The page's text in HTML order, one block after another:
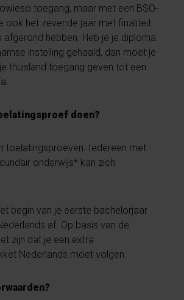
toegang, maar met een BSO-
ook het zevende jaar met finaliteit
afgerond hebben. Heb je je diploma
instelling gehaald, dan moet je
thuisland toegang geven tot een
doen?
toelatingsproeven. Iedereen met
onderwijs* kan zich
begin van je eerste bachelorjaar
af. Op basis van de
zijn dat je een extra
Nederlands moet volgen.